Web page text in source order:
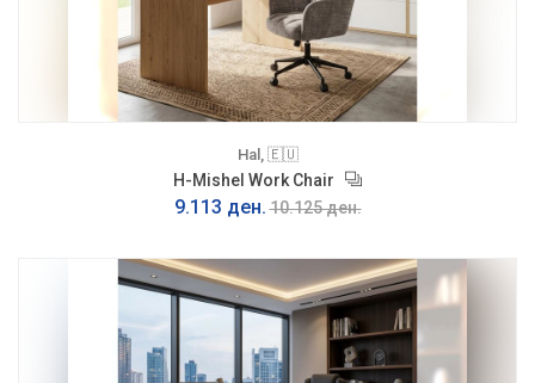
Hal, 🇪🇺
H-Mishel Work Chair
9.113 ден. 10.125 ден.